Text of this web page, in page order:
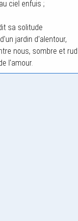
ciel enfuis ;
sa solitude
jardin d'alentour,
nous, sombre et
l'amour.